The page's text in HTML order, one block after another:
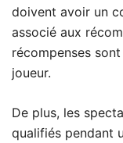
doivent avoir un
associé aux
récompenses
joueur.
De plus, les
qualifiés pendant